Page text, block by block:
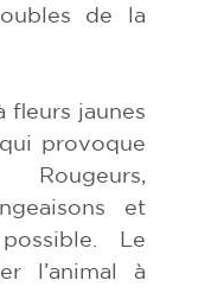
de la
fleurs jaunes
provoque
Rougeurs,
et
Le
l’animal à